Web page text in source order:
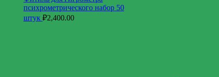
психрометрического набор 50
штук ₽2,400.00